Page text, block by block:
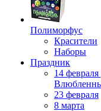
Полиморфус
Красители
Наборы
Праздник
14
23 февраля
8 марта